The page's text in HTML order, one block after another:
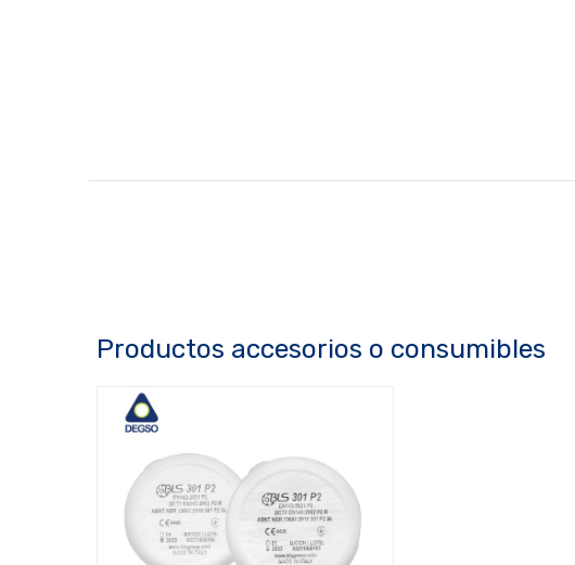
Productos accesorios o consumibles